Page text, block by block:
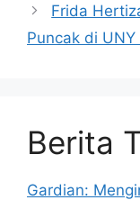
Frida
Puncak di
Berita
Gardian: